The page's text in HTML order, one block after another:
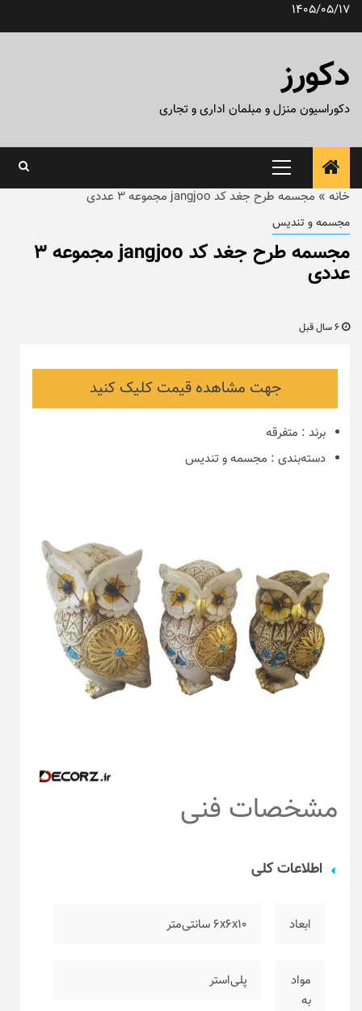
پرش1405/05/17
دکورز
دکوراسیون منزل و مبلمان اداری و تجاری
منوی
اصلی
خانه » مجسمه طرح جغد کد jangjoo مجموعه ۳ عددی
مجسمه و تندیس
مجسمه طرح جغد کد jangjoo مجموعه ۳
عددی
جهت مشاهده قیمت کلیک کنید
برند : متفرقه
دسته‌بندی : مجسمه و تندیس
مشخصات فنی
اطلاعات کلی
ابعاد ۶x6x10 سانتی‌متر
مواد
به
پلی‌استر